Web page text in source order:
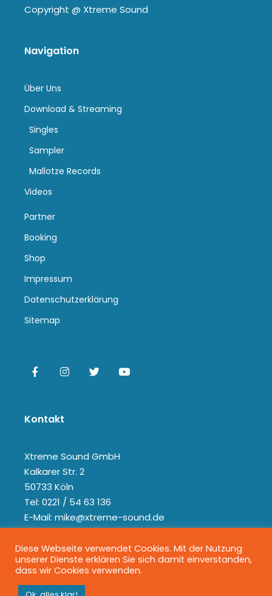
Copyright @ Xtreme Sound
Navigation
Über Uns
Download & Streaming
Singles
Sampler
Mallotze Records
Videos
Partner
Booking
Shop
Impressum
Datenschutzerklärung
Sitemap
Kontakt
Xtreme Sound GmbH
Kalkarer Str. 2
50733 Köln
Tel: 0221 / 54 63 136
E-Mail: mike@xtreme-sound.de
Diese Webseite verwendet Cookies. Mit der Nutzung
unserer Dienste erklären Sie sich damit einverstanden,
dass wir Cookies verwenden.